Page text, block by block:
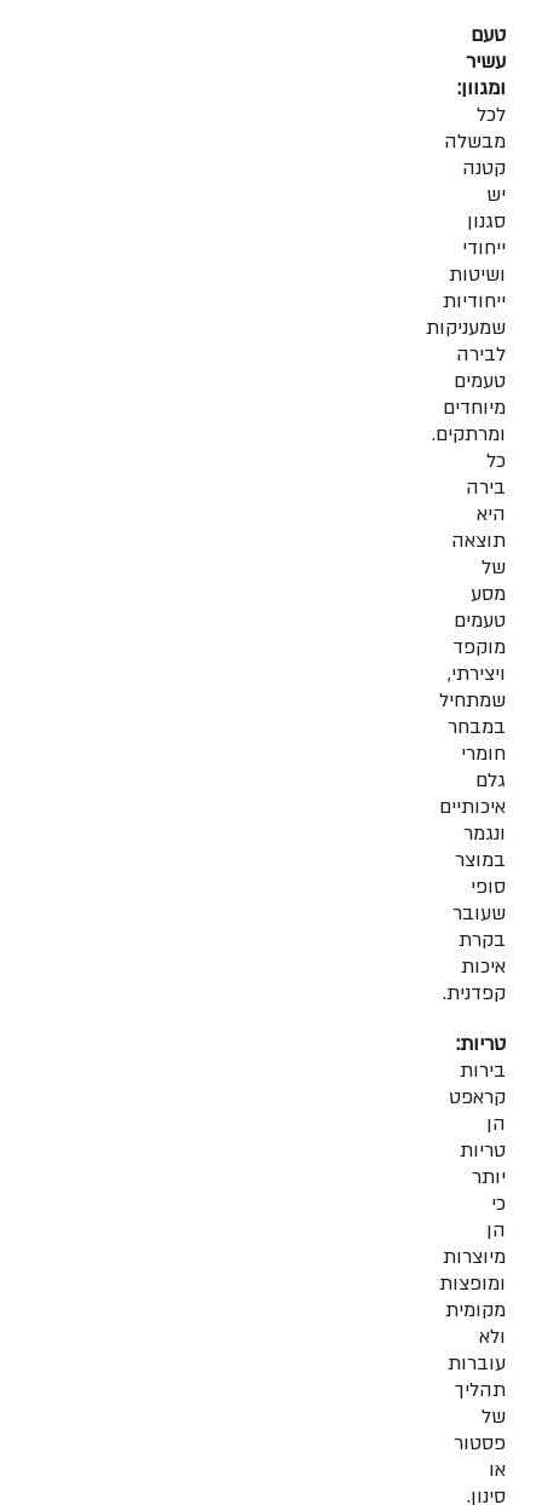
טעם
עשיר
ומגוון:
לכל
מבשלה
קטנה
יש
סגנון
ייחודי
ושיטות
ייחודיות
שמעניקות
לבירה
טעמים
מיוחדים
ומרתקים.
כל
בירה
היא
תוצאה
של
מסע
טעמים
מוקפד
ויצירתי,
שמתחיל
במבחר
חומרי
גלם
איכותיים
ונגמר
במוצר
סופי
שעובר
בקרת
איכות
קפדנית.
טריות:
בירות
קראפט
הן
טריות
יותר
כי
הן
מיוצרות
ומופצות
מקומית
ולא
עוברות
תהליך
של
פסטור
או
סינון.